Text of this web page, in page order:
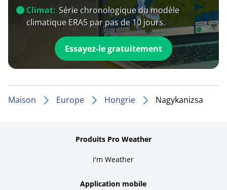
Climat: Série chronologique du modèle
climatique ERA5 par pas de 10 jours.
Essayez-le gratuitement
Maison Europe Hongrie Nagykanizsa
Produits Pro Weather
I'm Weather
Application mobile